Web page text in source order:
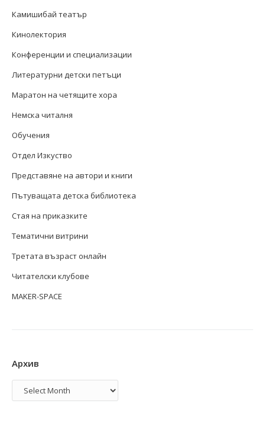
Камишибай театър
Кинолектория
Конференции и специализации
Литературни детски петъци
Маратон на четящите хора
Немска читалня
Обучения
Отдел Изкуство
Представяне на автори и книги
Пътуващата детска библиотека
Стая на приказките
Тематични витрини
Третата възраст онлайн
Читателски клубове
MAKER-SPACE
Архив
Архив